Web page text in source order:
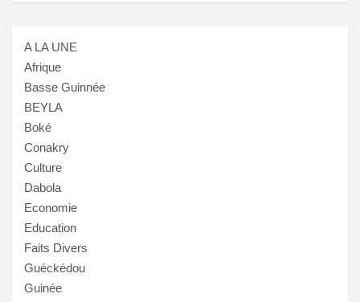
A LA UNE
Afrique
Basse Guinnée
BEYLA
Boké
Conakry
Culture
Dabola
Economie
Education
Faits Divers
Guéckédou
Guinée